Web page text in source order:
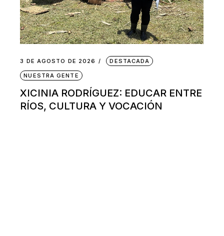
3 DE AGOSTO DE 2026 DESTACADA
NUESTRA GENTE
XICINIA RODRÍGUEZ: EDUCAR ENTRE
RÍOS, CULTURA Y VOCACIÓN